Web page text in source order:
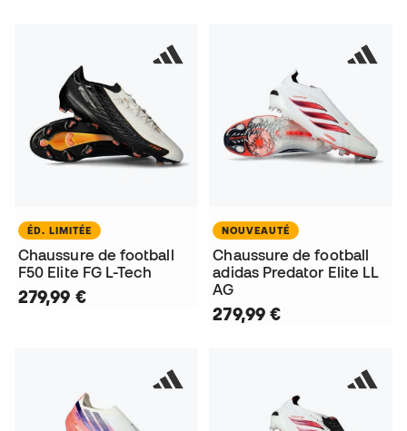
ÉD. LIMITÉE
Chaussure de football
F50 Elite FG L-Tech
279,99 €
NOUVEAUTÉ
Chaussure de football
adidas Predator Elite LL
AG
279,99 €